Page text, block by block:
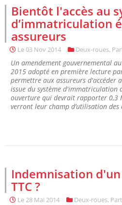
Bientôt l'accès au
d’immatriculation
assureurs
Le03 Nov 2014 Deux-roues,
Un amendement gouvernemental
2015 adopté en première lecture
permettre aux assureurs d'accéder
issue du système d'immatriculation
ouverture qui devrait rapporter 0,3
verront leur champ d’utilisation des
Indemnisation
TTC ?
Le28 Mai 2014 Deux-roues,